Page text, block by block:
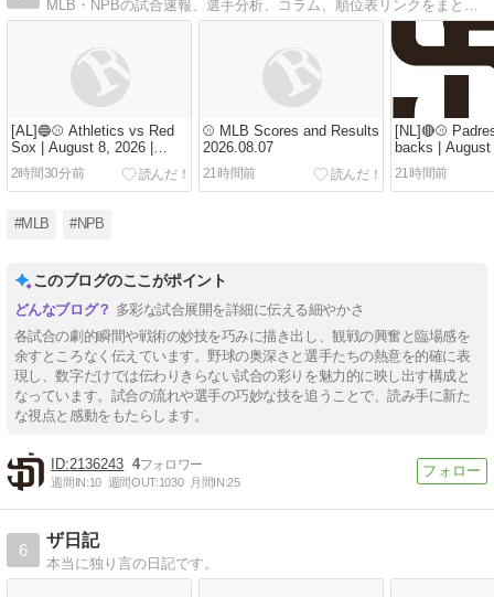
[AL]🔵⚾ Athletics vs Red
Sox | August 8, 2026 |
Fenway Park ー An
Absolute Massacre at
Fenway! Red Sox Unleash
the Athletics 13-1
2時間30分前
⚾️ MLB Scores and Results
2026.08.07
21時間前
[NL]🔴⚾
backs |
Chase Field
less Grind!
Sacrifices and
21時間前
#MLB #NPB
このブログのここがポイント
多彩な試合展開を詳細に伝える細やかさ
各試合の劇的瞬間や戦術の妙技を巧みに描き出し、観戦の興奮と臨場感を
余すところなく伝えています。野球の奥深さと選手たちの熱意を的確に表
現し、数字だけでは伝わりきらない試合の彩りを魅力的に映し出す構成と
なっています。試合の流れや選手の巧妙な技を追うことで、読み手に新た
な視点と感動をもたらします。
2136243 4
週間IN:10 週間OUT:1030 月間IN:25
6
ザ日記
本当に独り言の日記です。